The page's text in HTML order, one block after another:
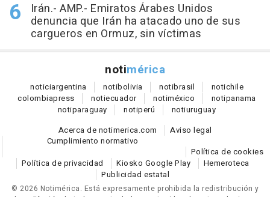
Irán.- AMP.- Emiratos Árabes Unidos
denuncia que Irán ha atacado uno de sus
cargueros en Ormuz, sin víctimas
notimérica
noticiargentina notibolivia notibrasil notichile
colombiapress notiecuador notiméxico notipanama
notiparaguay notiperú notiuruguay
Acerca de notimerica.com
Aviso legal
Cumplimiento normativo
Política de cookies
Política de privacidad
Kiosko Google Play
Hemeroteca
Publicidad estatal
© 2026 Notimérica. Está expresamente prohibida la redistribución y